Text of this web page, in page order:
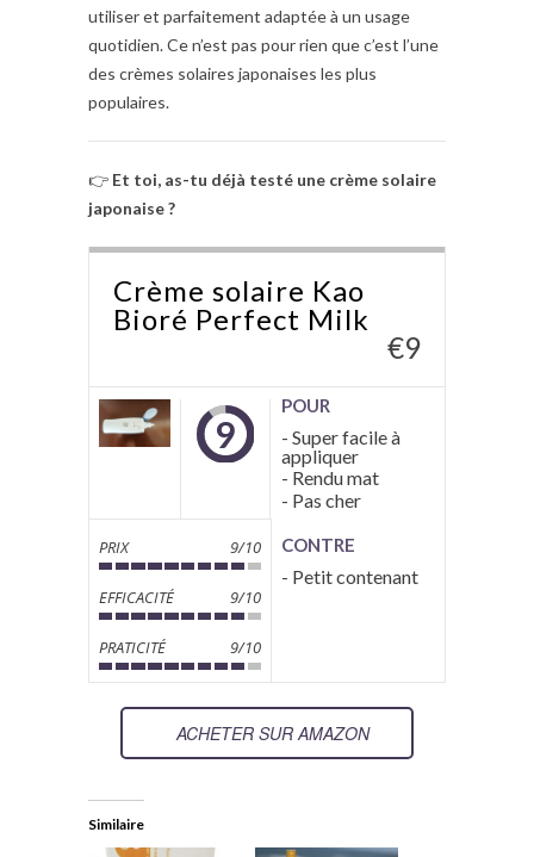
utiliser et parfaitement adaptée à un usage
quotidien. Ce n’est pas pour rien que c’est l’une
des crèmes solaires japonaises les plus
populaires.
👉 Et toi, as-tu déjà testé une crème solaire
japonaise ?
Crème solaire Kao
Bioré Perfect Milk
€9
9
PRIX 9/10
EFFICACITÉ 9/10
PRATICITÉ 9/10
POUR
- Super facile à
appliquer
- Rendu mat
- Pas cher
CONTRE
- Petit contenant
ACHETER SUR AMAZON
Similaire